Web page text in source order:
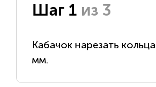
Шаг 1 из 3
Кабачок нарезать
мм.